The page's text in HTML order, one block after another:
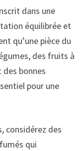
dans une
équilibrée et
qu’une pièce du
des fruits à
bonnes
pour une
considérez des
qui